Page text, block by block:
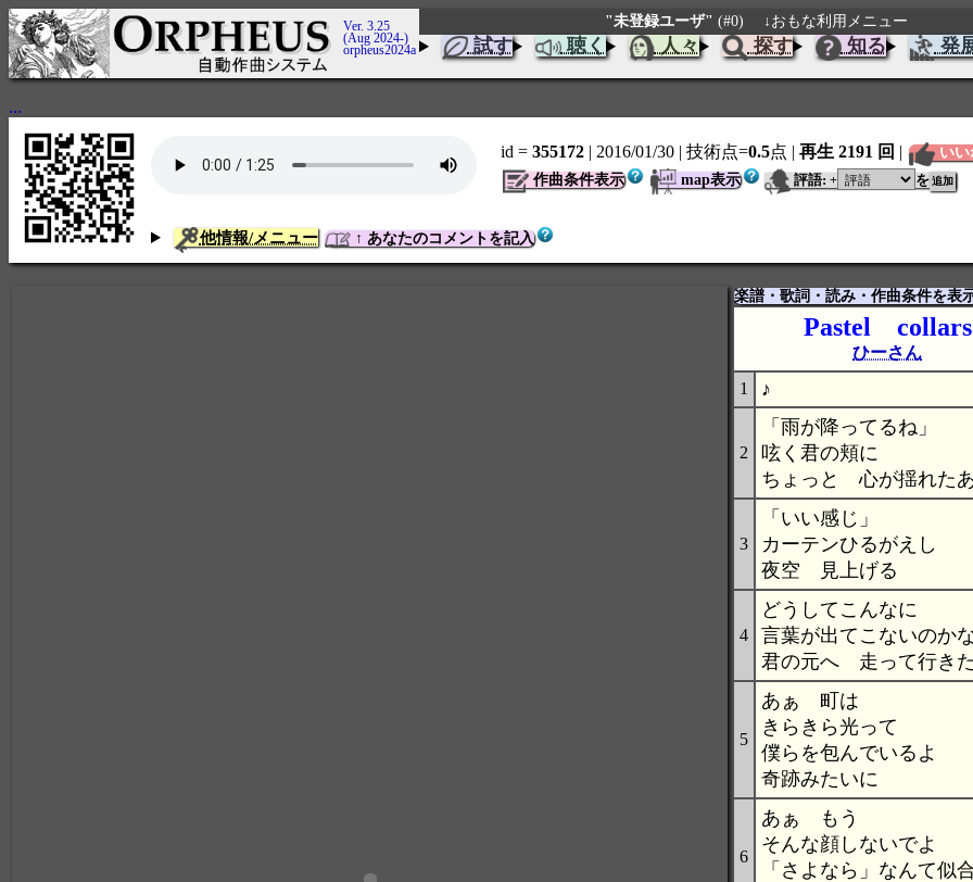
Ver. 3.25
(Aug 2024-)
orpheus2024a
"未登録ユーザ" (#0) ↓おもな利用メニュー
試す 聴く 人々 探す 知る 発
...
id = 355172 | 2016/01/30 | 技術点=0.5点 | 再生 2191 回 | い
作曲条件表示 map表示 評語: + を
他情報/メニュー ↑ あなたのコメントを記入
楽譜・歌詞・読み・作曲条件を表
Pastel collars
ひーさん
1
♪
2
「雨が降ってるね」
呟く君の頬に
ちょっと 心が揺れた
3
「いい感じ」
カーテンひるがえし
夜空 見上げる
4
どうしてこんなに
言葉が出てこないのか
君の元へ 走って行き
5
あぁ 町は
きらきら光って
僕らを包んでいるよ
奇跡みたいに
6
あぁ もう
そんな顔しないでよ
「さよなら」なんて似